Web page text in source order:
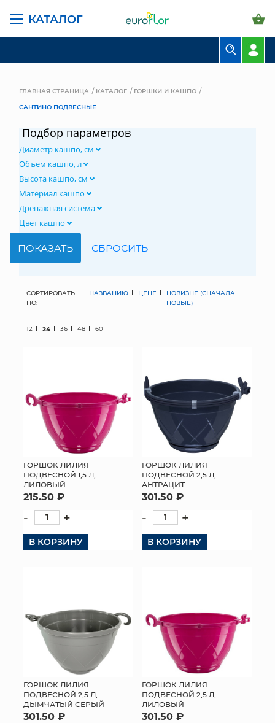
КАТАЛОГ
СВАДЕБНАЯ ФЛОРИСТИКА
МЯГКИЕ ИГРУШКИ
СУНДУКИ
ИСКУССТВЕННЫЕ ЦВЕТЫ
ПАКЕТЫ И СУМКИ
ТОРГОВЫЙ ЦЕНТР
ОПТОВЫМ КЛИЕНТАМ
ДОСТАВКА И ОПЛАТА
ГЛАВНАЯ СТРАНИЦА КАТАЛОГ
ГОРШКИ И КАШПО
САНТИНО ПОДВЕСНЫЕ
Подбор параметров
Диаметр кашпо, см
Объем кашпо, л
Высота кашпо, см
Материал кашпо
Дренажная система
Цвет кашпо
СОРТИРОВАТЬ
ПО:
НАЗВАНИЮ ЦЕНЕ
НОВИЗНЕ (СНАЧАЛА
НОВЫЕ)
12 24 36 48 60
ГОРШОК ЛИЛИЯ
ПОДВЕСНОЙ 1,5 Л,
ЛИЛОВЫЙ
215.50 ₽
- +
В КОРЗИНУ
ГОРШОК ЛИЛИЯ
ПОДВЕСНОЙ 2,5 Л,
АНТРАЦИТ
301.50 ₽
- +
В КОРЗИНУ
ГОРШОК ЛИЛИЯ
ПОДВЕСНОЙ 2,5 Л,
ДЫМЧАТЫЙ СЕРЫЙ
301.50 ₽
ГОРШОК ЛИЛИЯ
ПОДВЕСНОЙ 2,5 Л,
ЛИЛОВЫЙ
301.50 ₽